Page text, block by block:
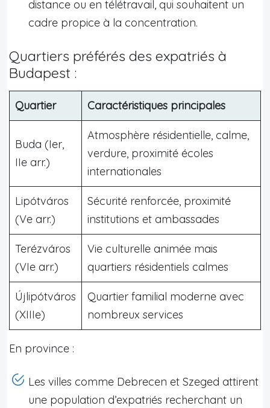
distance ou en télétravail, qui souhaitent un
cadre propice à la concentration.
Quartiers préférés des expatriés à
Budapest :
Quartier Caractéristiques principales
Buda (Ier,
IIe arr.)
Atmosphère résidentielle, calme,
verdure, proximité écoles
internationales
Lipótváros
(Ve arr.)
Sécurité renforcée, proximité
institutions et ambassades
Terézváros
(VIe arr.)
Vie culturelle animée mais
quartiers résidentiels calmes
Újlipótváros
(XIIIe)
Quartier familial moderne avec
nombreux services
En province :
Les villes comme Debrecen et Szeged attirent
une population d’expatriés recherchant un